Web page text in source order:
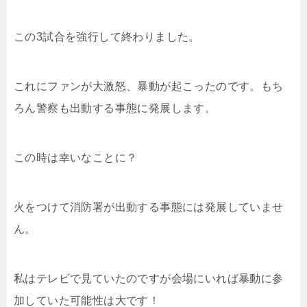
この3試合を強行して終わりました。
これにファンが大激怒、暴動が起こったのです。もち
ろん警察も出動する事態に発展します。
この時は幸いなことに？
火をつけて消防署が出動する事態には発展していませ
ん。
私はテレビで見ていたのですが会場にいれば暴動に参
加していた可能性は大です！